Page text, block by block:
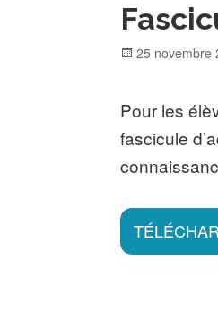
Posted
25 novembre
Pour les
fascicule